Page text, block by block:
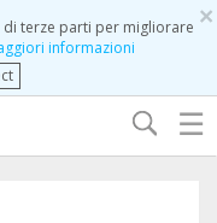
×
terze parti per migliorare
informazioni
☰